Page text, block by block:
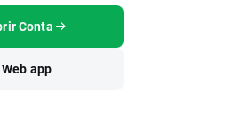
Conta
Web app